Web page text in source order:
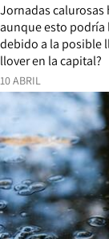
10 ABRIL
Jornadas
aunque esto podría
debido a la posible
llover en la capital?